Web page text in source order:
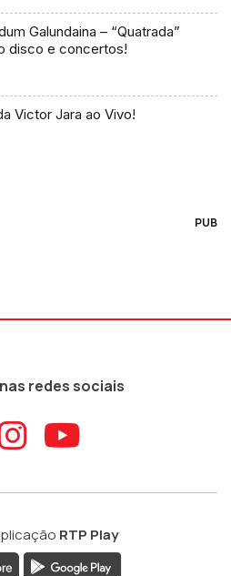
Galundaina – “Quatrada”
disco e concertos!
Victor Jara ao Vivo!
PUB
redes sociais
ao
Aceder ao
Aceder
RTP Play